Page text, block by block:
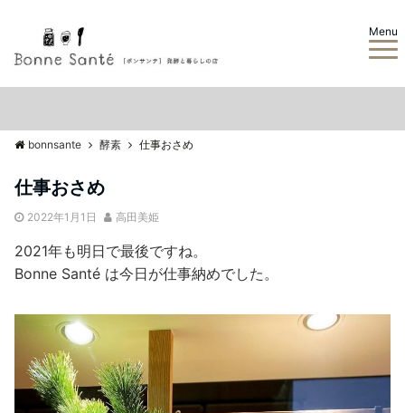
Menu
bonnsante 酵素 仕事おさめ
仕事おさめ
2022年1月1日 高田美姫
2021年も明日で最後ですね。
Bonne Santé は今日が仕事納めでした。